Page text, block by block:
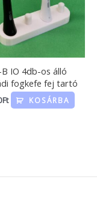
IO 4db-os álló
fogkefe fej tartó
Ft KOSÁRBA